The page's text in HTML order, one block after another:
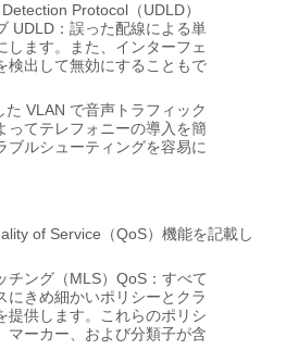
Protocol（UDLD）
UDLD：誤った配線による単
します。また、インターフェ
検出して無効にすることもで
た VLAN で音声トラフィック
ってテレフォニーの導入を簡
ブルシューティングを容易に
of Service（QoS）機能を記載し
チング（MLS）QoS：すべて
にきめ細かいポリシーとクラ
提供します。これらのポリシ
マーカー、および分類子が含